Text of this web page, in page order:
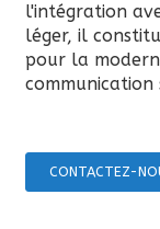
l'intégration
léger, il
pour la
communication
CONTACTEZ-